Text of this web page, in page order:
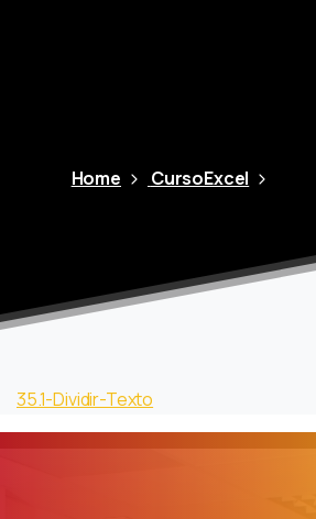
Home CursoExcel
35.1-Dividir-Texto